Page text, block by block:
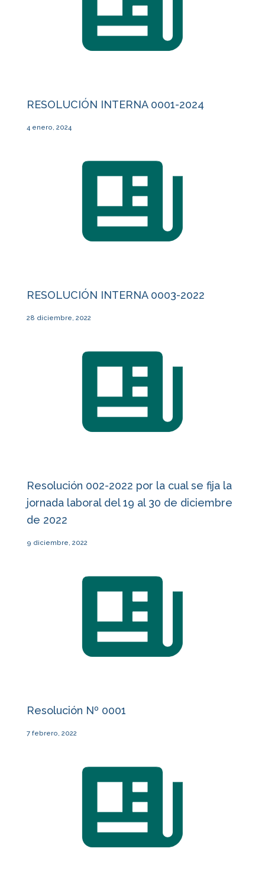
RESOLUCIÓN INTERNA 0001-2024
4 enero, 2024
RESOLUCIÓN INTERNA 0003-2022
28 diciembre, 2022
Resolución 002-2022 por la cual se fija la
jornada laboral del 19 al 30 de diciembre
de 2022
9 diciembre, 2022
Resolución Nº 0001
7 febrero, 2022